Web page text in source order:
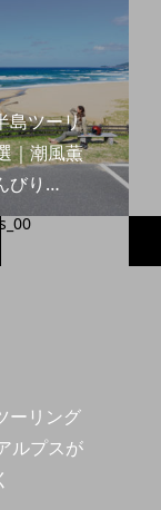
島ツーリ
｜潮風薫
びり…
ーリング
ルプスが